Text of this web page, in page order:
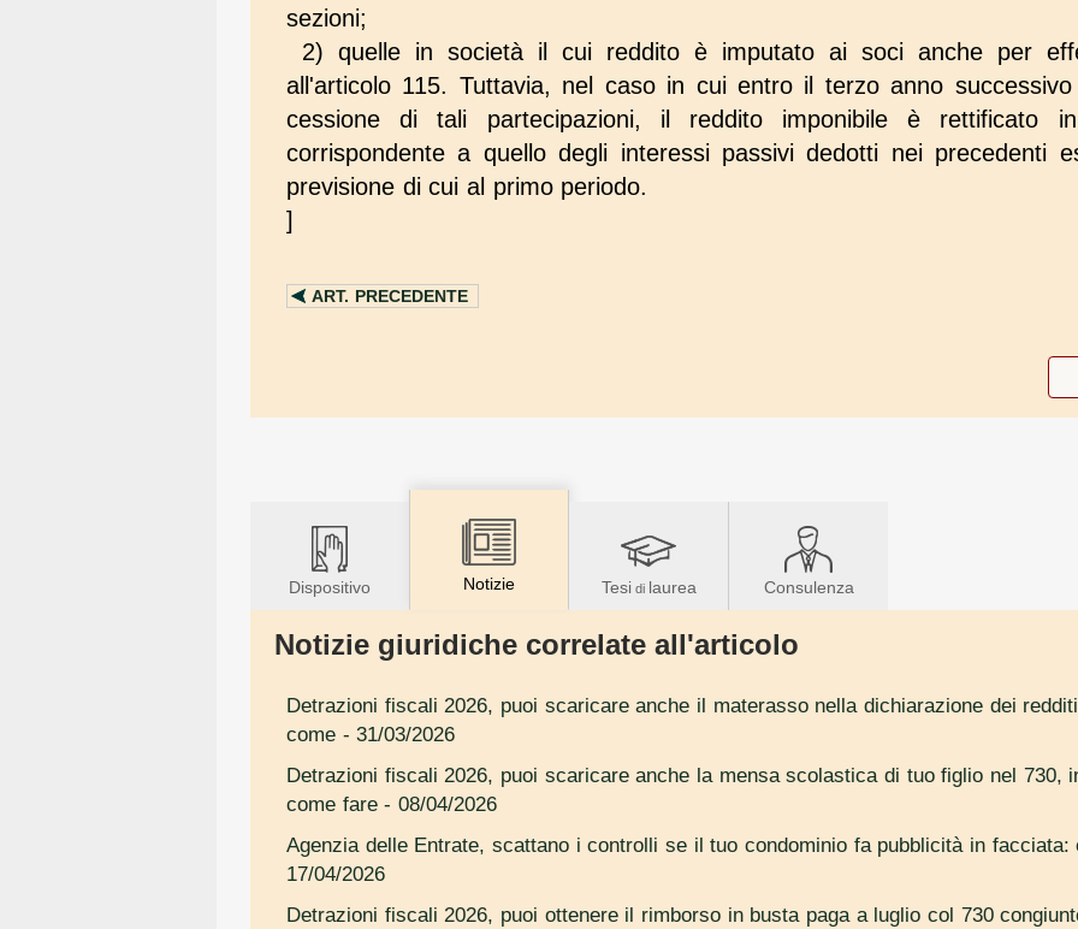
sezioni;
2) quelle in società il cui reddito è imputato ai soci anche per
all'articolo 115. Tuttavia, nel caso in cui entro il terzo anno
cessione di tali partecipazioni, il reddito imponibile è rettificato
corrispondente a quello degli interessi passivi dedotti nei precedenti
previsione di cui al primo periodo.
]
ART. PRECEDENTE
Dispositivo Notizie Tesidi laurea Consulenza
Notizie giuridiche correlate all'articolo
Detrazioni fiscali 2026, puoi scaricare anche il materasso nella dichiarazione dei
come - 31/03/2026
Detrazioni fiscali 2026, puoi scaricare anche la mensa scolastica di tuo figlio nel 730,
come fare- 08/04/2026
Agenzia delle Entrate, scattano i controlli se il tuo condominio fa pubblicità in
17/04/2026
Detrazioni fiscali 2026, puoi ottenere il rimborso in busta paga a luglio col 730